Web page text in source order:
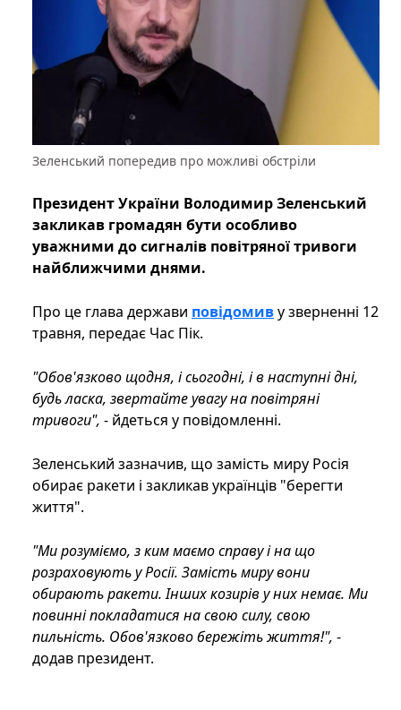
Зеленський попередив про можливі обстріли
Президент України Володимир Зеленський
закликав громадян бути особливо
уважними до сигналів повітряної тривоги
найближчими днями.
Про це глава держави повідомиву зверненні 12
травня, передає Час Пік.
"Обов'язково щодня, і сьогодні, і в наступні дні,
будь ласка, звертайте увагу на повітряні
тривоги", - йдеться у повідомленні.
Зеленський зазначив, що замість миру Росія
обирає ракети і закликав українців "берегти
життя".
"Ми розуміємо, з ким маємо справу і на що
розраховують у Росії. Замість миру вони
обирають ракети. Інших козирів у них немає. Ми
повинні покладатися на свою силу, свою
пильність. Обов'язково бережіть життя!", -
додав президент.